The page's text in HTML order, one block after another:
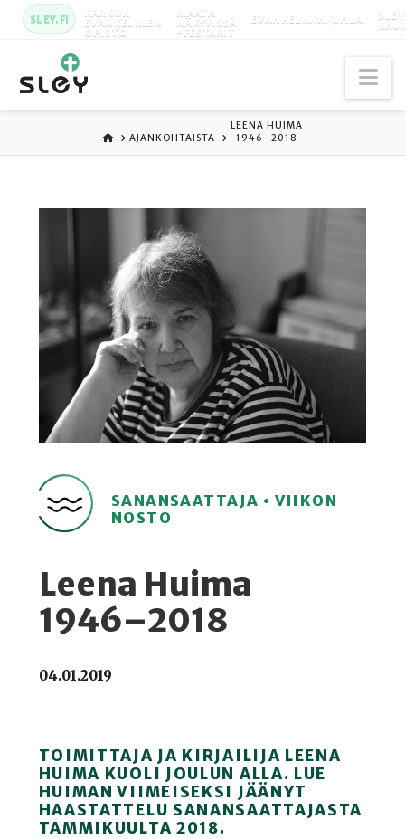
SLEY.FI KARKUN
EVANKELINEN
OPISTO
MAATA
NÄKYVISSÄ
-FESTARIT
EVANKELIUMIJUHLA
ETUSIVU
AJANKOHTAISTA
LEENA HUIMA
1946–2018
SANANSAATTAJA • VIIKON
NOSTO
Leena Huima
1946–2018
04.01.2019
TOIMITTAJA JA KIRJAILIJA LEENA
HUIMA KUOLI JOULUN ALLA. LUE
HUIMAN VIIMEISEKSI JÄÄNYT
HAASTATTELU SANANSAATTAJASTA
TAMMIKUULTA 2018.